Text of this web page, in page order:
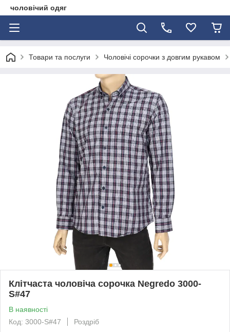
чоловічий одяг
Товари та послуги Чоловічі сорочки з довгим рукавом
Клітчаста чоловіча сорочка Negredo 3000-
S#47
В наявності
Код: 3000-S#47
Роздріб